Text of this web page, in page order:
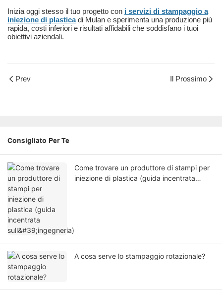
Inizia oggi stesso il tuo progetto con i servizi di stampaggio a
iniezione di plasticadi Mulan e sperimenta una produzione più
rapida, costi inferiori e risultati affidabili che soddisfano i tuoi
obiettivi aziendali.
Prev Il Prossimo
Consigliato Per Te
Come trovare un produttore di stampi per
iniezione di plastica (guida incentrata
A cosa serve lo stampaggio rotazionale?